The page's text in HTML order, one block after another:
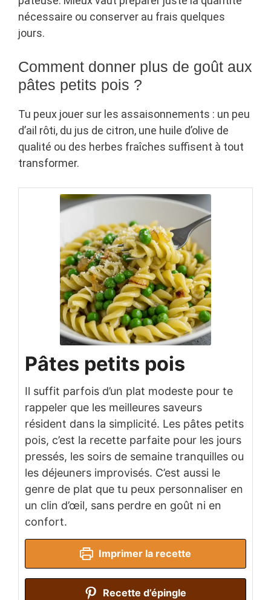
nécessaire ou conserver au frais quelques
jours.
Comment donner plus de goût aux
pâtes petits pois ?
Tu peux jouer sur les assaisonnements : un peu
d’ail rôti, du jus de citron, une huile d’olive de
qualité ou des herbes fraîches suffisent à tout
transformer.
Pâtes petits pois
Il suffit parfois d’un plat modeste pour te
rappeler que les meilleures saveurs
résident dans la simplicité. Les pâtes petits
pois, c’est la recette parfaite pour les jours
pressés, les soirs de semaine tranquilles ou
les déjeuners improvisés. C’est aussi le
genre de plat que tu peux personnaliser en
un clin d’œil, sans perdre en goût ni en
confort.
Imprimer la recette
Recette d’épingle